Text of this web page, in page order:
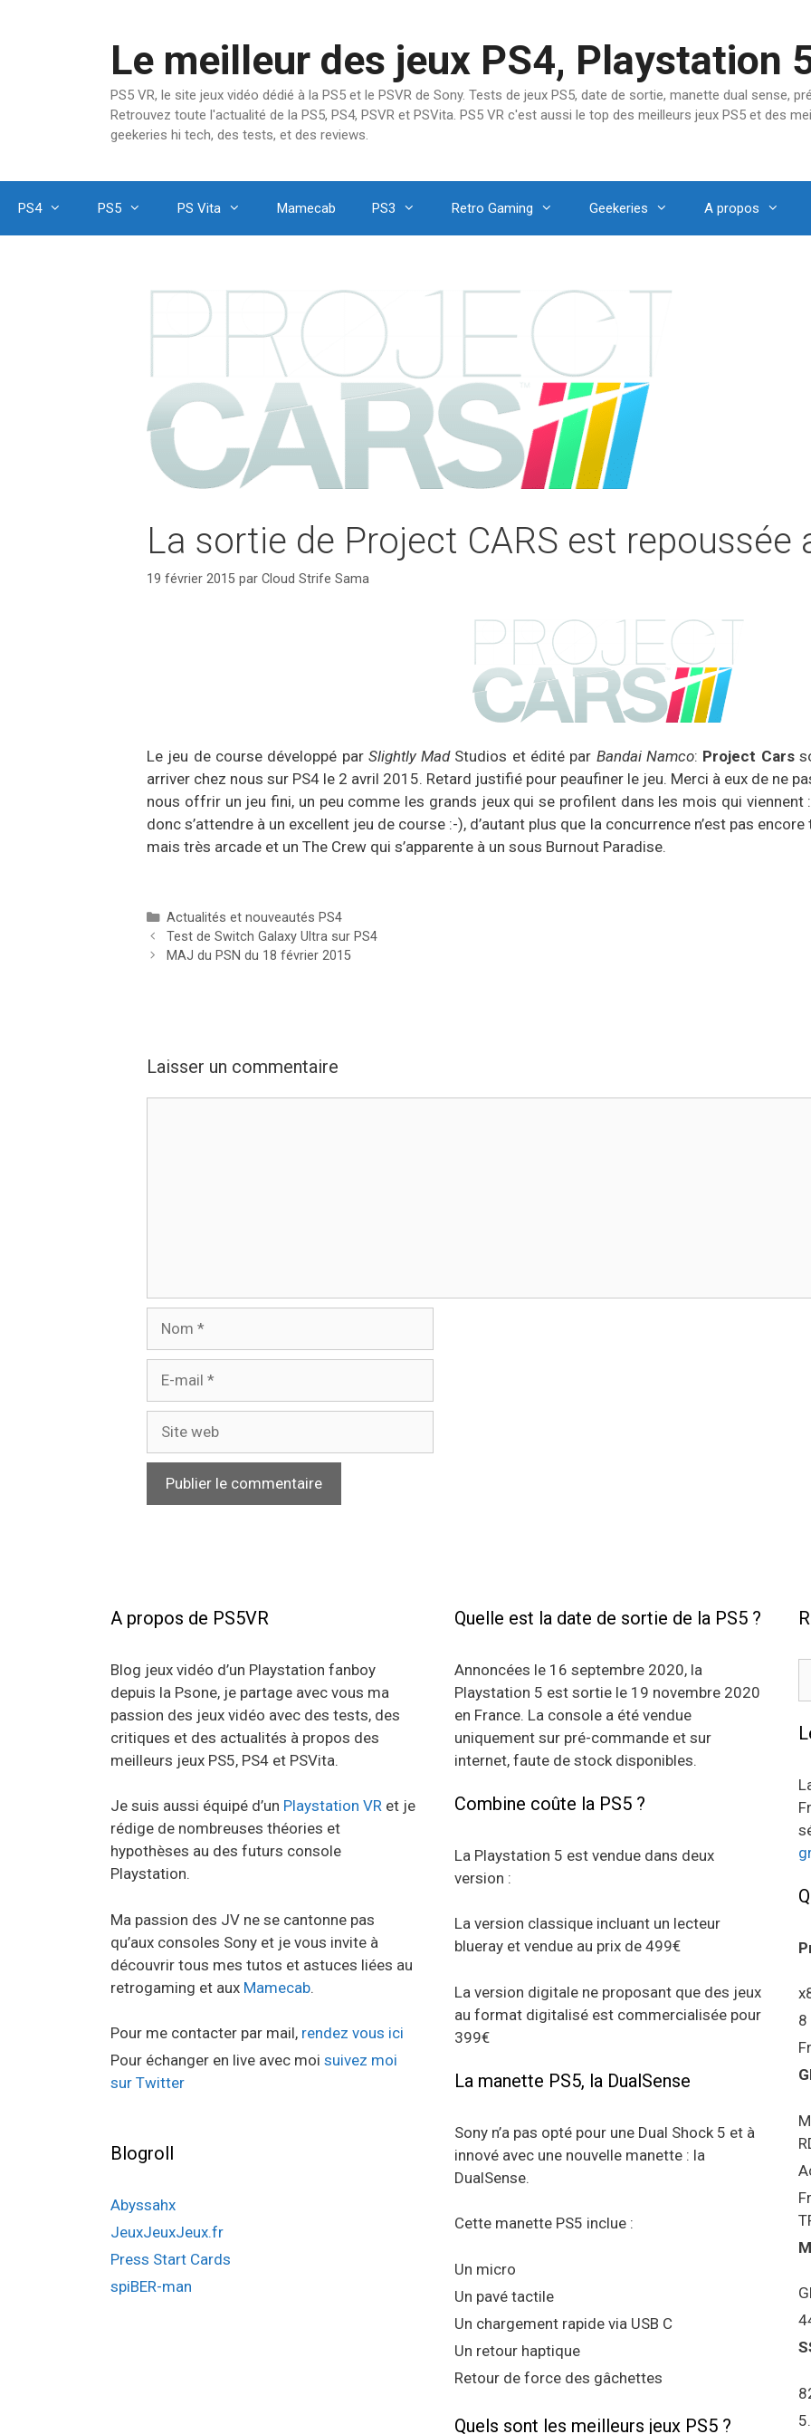
Le meilleur des jeux PS4, Playstation
PS5 VR, le site jeux vidéo dédié à la PS5 et le PSVR de Sony. Tests de jeux PS5, date de sortie, manette dual sense,
Retrouvez toute l'actualité de la PS5, PS4, PSVR et PSVita. PS5 VR c'est aussi le top des meilleurs jeux PS5 et des
geekeries hi tech, des tests, et des reviews.
PS4 PS5 PS Vita Mamecab PS3 Retro Gaming Geekeries A propos
La sortie de Project CARS est repoussée
19 février 2015 par Cloud Strife Sama
Le jeu de course développé parSlightly MadStudios et édité par Bandai Namco: Project Cars
arriver chez nous sur PS4 le 2 avril 2015. Retard justifié pour peaufiner le jeu. Merci à eux de ne
nous offrir un jeu fini, un peu comme les grands jeux qui se profilent dans les mois qui viennent
donc s’attendre à un excellent jeu de course :-), d’autant plus que la concurrence n’est pas
mais très arcade et un The Crew qui s’apparente à un sous Burnout Paradise.
Catégories
Actualités et nouveautés PS4
Test de Switch Galaxy Ultra sur PS4
MAJ du PSN du 18 février 2015
Laisser un commentaire
mail
web
A propos de PS5VR
Blog jeux vidéo d’un Playstation fanboy
depuis la Psone, je partage avec vous ma
passion des jeux vidéo avec des tests, des
critiques et des actualités à propos des
meilleurs jeux PS5, PS4 et PSVita.
Je suis aussi équipé d’un Playstation VR et je
rédige de nombreuses théories et
hypothèses au des futurs console
Playstation.
Ma passion des JV ne se cantonne pas
qu’aux consoles Sony et je vous invite à
découvrir tous mes tutos et astuces liées au
retrogaming et aux Mamecab.
Pour me contacter par mail, rendez vous ici
Pour échanger en live avec moi suivez moi
sur Twitter
Blogroll
Abyssahx
JeuxJeuxJeux.fr
Press Start Cards
spiBER-man
Quelle est la date de sortie de la PS5 ?
Annoncées le 16 septembre 2020, la
Playstation 5 est sortie le 19 novembre 2020
en France. La console a été vendue
uniquement sur pré-commande et sur
internet, faute de stock disponibles.
Combine coûte la PS5 ?
La Playstation 5 est vendue dans deux
version :
La version classique incluant un lecteur
blueray et vendue au prix de 499€
La version digitale ne proposant que des jeux
au format digitalisé est commercialisée pour
399€
La manette PS5, la DualSense
Sony n’a pas opté pour une Dual Shock 5 et à
innové avec une nouvelle manette : la
DualSense.
Cette manette PS5 inclue :
Un micro
Un pavé tactile
Un chargement rapide via USB C
Un retour haptique
Retour de force des gâchettes
Quels sont les meilleurs jeux PS5 ?
8